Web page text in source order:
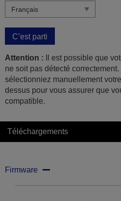
C’est parti
Attention : Il est possible que
ne soit pas détecté
sélectionniez manuellement
dessus pour vous assurer que
compatible.
Téléchargements
Firmware